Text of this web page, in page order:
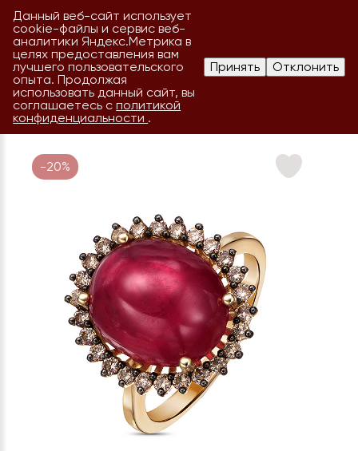
-20%
Данный веб-сайт использует
cookie-файлы и сервис веб-
аналитики Яндекс.Метрика в
целях предоставления вам
лучшего пользовательского
опыта. Продолжая
использовать данный сайт, вы
соглашаетесь сполитикой
конфиденциальности .
Принять Отклонить